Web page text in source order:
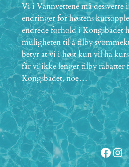
Vi i Vannvettene må
endringer for høstens
endrede forhold i Kongsbadet
muligheten til å tilby
betyr at vi i høst kun vil ha
får vi ikke lenger tilby rabatter
Kongsbadet, noe…